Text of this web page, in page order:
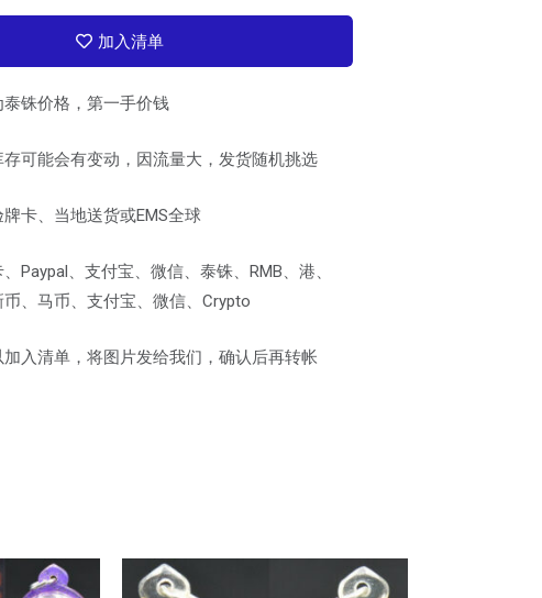
加入清单
铢价格，第一手价钱
可能会有变动，因流量大，发货随机挑选
卡、当地送货或EMS全球
Paypal、支付宝、微信、泰铢、RMB、港、
、马币、支付宝、微信、Crypto
入清单，将图片发给我们，确认后再转帐